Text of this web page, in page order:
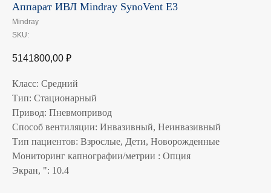
Аппарат ИВЛ Mindray SynoVent E3
Mindray
SKU:
5141800,00 ₽
Класс: Средний
Тип: Стационарный
Привод: Пневмопривод
Способ вентиляции: Инвазивный, Неинвазивный
Тип пациентов: Взрослые, Дети, Новорожденные
Мониторинг капнографии/метрии : Опция
Экран, ": 10.4